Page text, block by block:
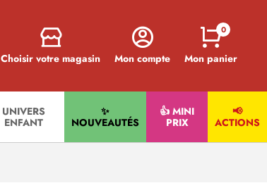
Choisir votre magasin Mon compte Mon panier
0
UNIVERS
ENFANT
✨
NOUVEAUTÉS
👍 MINI
PRIX
📢
ACTIONS